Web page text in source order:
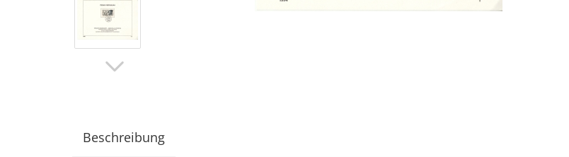
Beschreibung